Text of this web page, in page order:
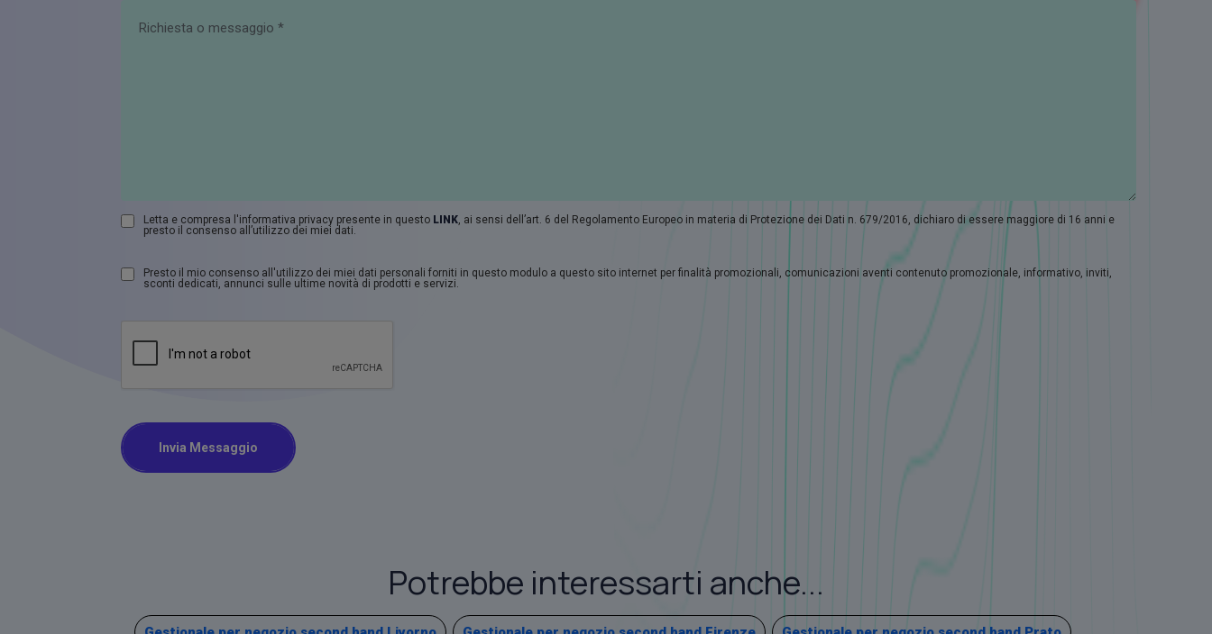
Letta e compresa l'informativa privacy presente in questo LINK, ai sensi dell’art. 6 del Regolamento Europeo in materia di Protezione dei Dati n. 679/2016, dichiaro di essere maggiore di 16 anni e
presto il consenso all’utilizzo dei miei dati.
Presto il mio consenso all'utilizzo dei miei dati personali forniti in questo modulo a questo sito internet per finalità promozionali, comunicazioni aventi contenuto promozionale, informativo, inviti,
sconti dedicati, annunci sulle ultime novità di prodotti e servizi.
Invia Messaggio
Potrebbe interessarti anche...